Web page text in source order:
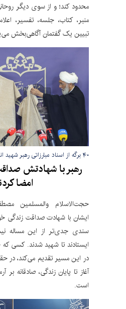
محدود کند؛ و از سوی دیگر
منبر، کتاب، جلسه، تفسیر،
تبیین یک گفتمان آگاهی‌بخش
۴۰ برگه از اسناد مبارزاتی رهبر شهید انقلاب رونمایی شد؛
رهبر با شهادتش
امضا
حجت‌الاسلام والمسلمین
ایشان با شهادت صداقت زندگی
سندی جدی‌تر از این مساله
ایستادند تا شهید شدند. کسی
در این مسیر تقدیم می‌کند، در
آغاز تا پایان زندگی، صادقانه بر
است.